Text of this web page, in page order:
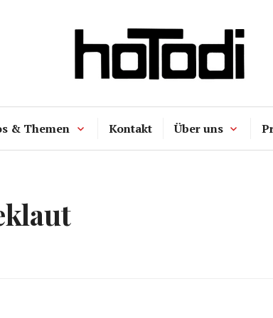
hoTodi
& Themen Kontakt Über uns